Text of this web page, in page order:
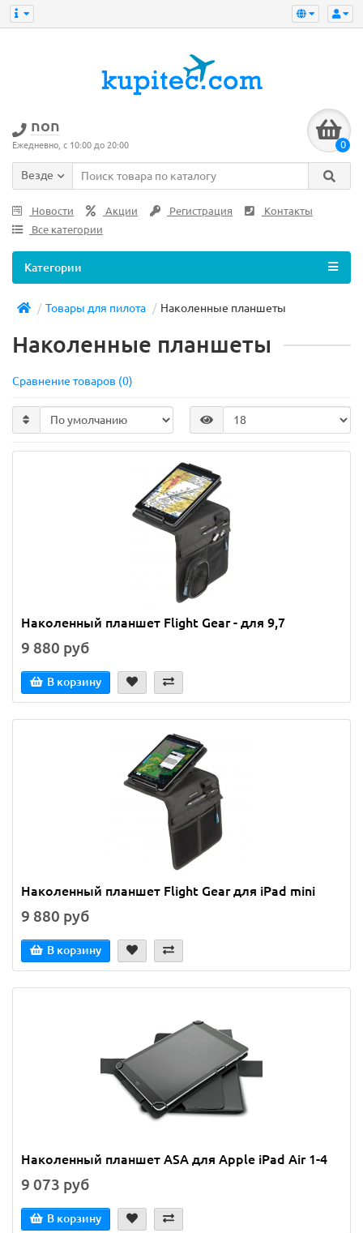
non
Ежедневно, с 10:00 до 20:00 0
Везде
Новости Акции Регистрация
Контакты
Все категории
Категории
Товары для пилота Наколенные планшеты
Наколенные планшеты
Сравнение товаров (0)
Наколенный планшет Flight Gear - для 9,7
9 880 руб
В корзину
Наколенный планшет Flight Gear для iPad mini
9 880 руб
В корзину
Наколенный планшет ASA для Apple iPad Air 1-4
9 073 руб
В корзину